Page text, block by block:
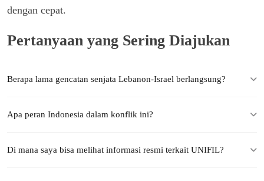
dengan cepat.
Pertanyaan yang Sering Diajukan
Berapa lama gencatan senjata Lebanon-Israel berlangsung?
Apa peran Indonesia dalam konflik ini?
Di mana saya bisa melihat informasi resmi terkait UNIFIL?